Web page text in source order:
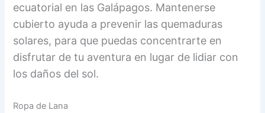
ecuatorial en las Galápagos. Mantenerse
cubierto ayuda a prevenir las quemaduras
solares, para que puedas concentrarte en
disfrutar de tu aventura en lugar de lidiar con
los daños del sol.
Ropa de Lana